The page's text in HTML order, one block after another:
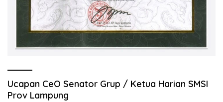
Ucapan CeO Senator Grup / Ketua Harian SMSI
Prov Lampung